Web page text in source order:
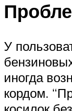
У
иногда
кордом.